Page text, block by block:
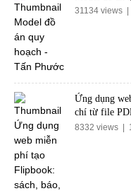
31134 views
Ứng dụng
chí từ file
8332 views |